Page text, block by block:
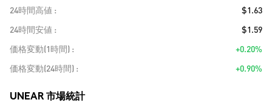
24時間高値
$1.63
24時間安値
$1.59
価格変動(1時間)
+0.20%
価格変動(24時間)
+0.90%
UNEAR 市場統計